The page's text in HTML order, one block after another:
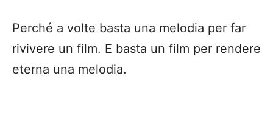
Perché a volte basta una melodia per far
rivivere un film. E basta un film per rendere
eterna una melodia.